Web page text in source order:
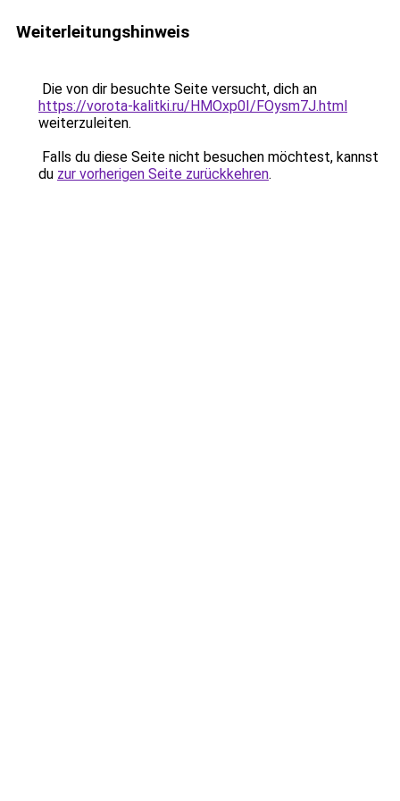
Weiterleitungshinweis
Die von dir besuchte Seite versucht, dich an
https://vorota-kalitki.ru/HMOxp0I/FOysm7J.html
weiterzuleiten.
Falls du diese Seite nicht besuchen möchtest, kannst
du zur vorherigen Seite zurückkehren.